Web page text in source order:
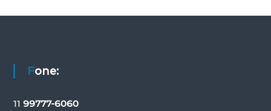
Fone:
11 99777-6060